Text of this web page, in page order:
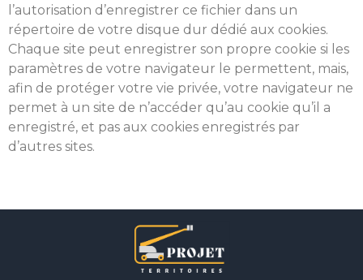
l’autorisation d’enregistrer ce fichier dans un
répertoire de votre disque dur dédié aux cookies.
Chaque site peut enregistrer son propre cookie si les
paramètres de votre navigateur le permettent, mais,
afin de protéger votre vie privée, votre navigateur ne
permet à un site de n’accéder qu’au cookie qu’il a
enregistré, et pas aux cookies enregistrés par
d’autres sites.